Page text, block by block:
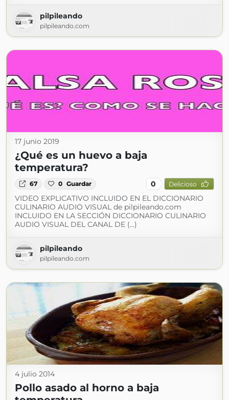
pilpileando
pilpileando.com
17 junio 2019
¿Qué es un huevo a baja
temperatura?
67 0 Guardar 0 Delicioso
VIDEO EXPLICATIVO INCLUIDO EN EL DICCIONARIO
CULINARIO AUDIO VISUAL de pilpileando.com
INCLUIDO EN LA SECCIÓN DICCIONARIO CULINARIO
AUDIO VISUAL DEL CANAL DE (...)
pilpileando
pilpileando.com
4 julio 2014
Pollo asado al horno a baja